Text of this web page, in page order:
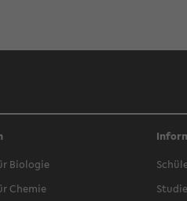
Biologie
Chemie